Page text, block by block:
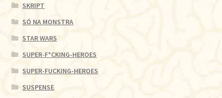
SKRIPT
SÓ NA MONSTRA
STAR WARS
SUPER-F*CKING-HEROES
SUPER-FUCKING-HEROES
SUSPENSE